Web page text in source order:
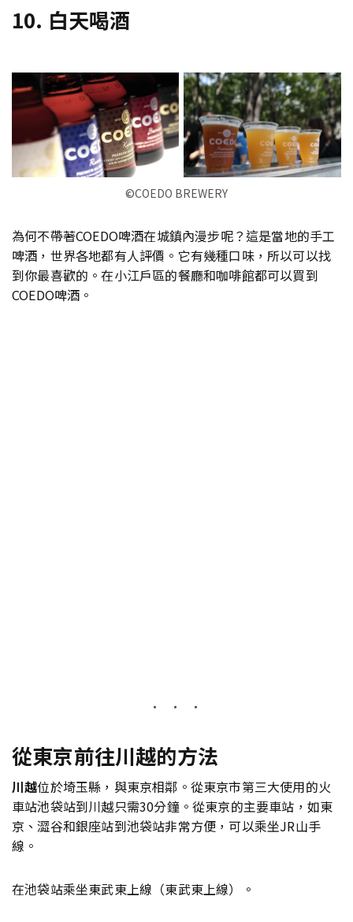
10. 白天喝酒
©︎COEDO BREWERY
為何不帶著COEDO啤酒在城鎮內漫步呢？這是當地的手工
啤酒，世界各地都有人評價。它有幾種口味，所以可以找
到你最喜歡的。在小江戶區的餐廳和咖啡館都可以買到
COEDO啤酒。
從東京前往川越的方法
川越位於埼玉縣，與東京相鄰。從東京市第三大使用的火
車站池袋站到川越只需30分鐘。從東京的主要車站，如東
京、澀谷和銀座站到池袋站非常方便，可以乘坐JR山手
線。
在池袋站乘坐東武東上線（東武東上線）。